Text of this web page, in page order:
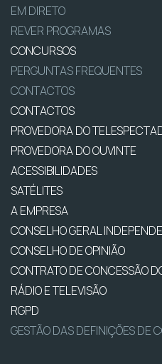
EM DIRETO
REVER PROGRAMAS
CONCURSOS
PERGUNTAS FREQUENTES
CONTACTOS
CONTACTOS
PROVEDORA DO
PROVEDORA DO OUVINTE
ACESSIBILIDADES
SATÉLITES
A EMPRESA
CONSELHO GERAL
CONSELHO DE OPINIÃO
CONTRATO DE CONCESSÃO
RÁDIO E TELEVISÃO
RGPD
GESTÃO DAS DEFINIÇÕES DE